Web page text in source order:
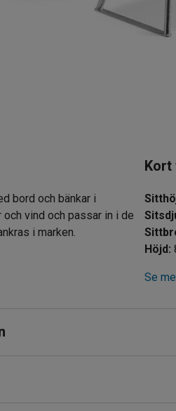
bord och bänkar i
och vind och passar in i de
i marken.
Kort
Höjd :
Se
torg, skolor och